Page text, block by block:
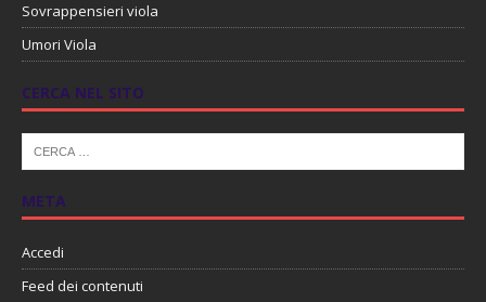
Sovrappensieri viola
Umori Viola
CERCA NEL SITO
META
Accedi
Feed dei contenuti